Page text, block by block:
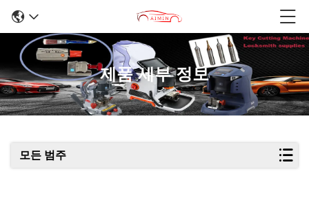
제품 세부 정보
모든 범주